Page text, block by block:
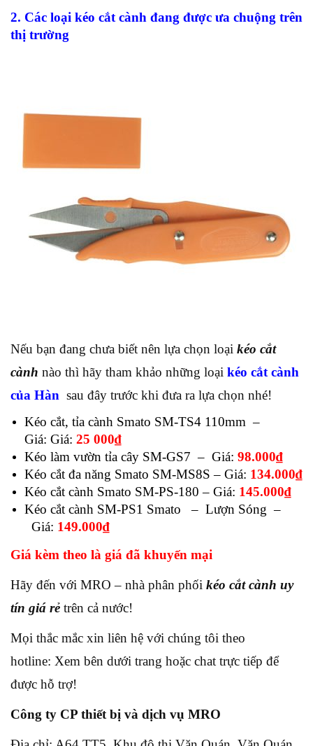
2. Các loại kéo cắt cành đang được ưa chuộng trên
thị trường
Nếu bạn đang chưa biết nên lựa chọn loại kéo cắt
cành nào thì hãy tham khảo những loại kéo cắt cành
của Hàn sau đây trước khi đưa ra lựa chọn nhé!
Kéo cắt, tỉa cành Smato SM-TS4 110mm –
Giá: Giá: 25 000₫
Kéo làm vườn tỉa cây SM-GS7 – Giá: 98.000₫
Kéo cắt đa năng Smato SM-MS8S – Giá: 134.000₫
Kéo cắt cành Smato SM-PS-180 – Giá: 145.000₫
Kéo cắt cành SM-PS1 Smato – Lượn Sóng –
Giá: 149.000₫
Giá kèm theo là giá đã khuyến mại
Hãy đến với MRO – nhà phân phối kéo cắt cành uy
tín giá rẻ trên cả nước!
Mọi thắc mắc xin liên hệ với chúng tôi theo
hotline: Xem bên dưới trang hoặc chat trực tiếp để
được hỗ trợ!
Công ty CP thiết bị và dịch vụ MRO